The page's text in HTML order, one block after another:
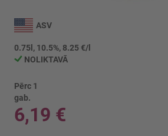
uz
galerijas
sākumu
ASV
0.75l, 10.5%, 8.25 €/l
NOLIKTAVĀ
Pērc 1
gab.
6,19 €